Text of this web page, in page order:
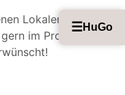
Lokalen startet
im Programm
☰HuGo